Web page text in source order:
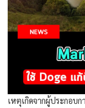
เหตุเกิดจากผู้ประกอบ